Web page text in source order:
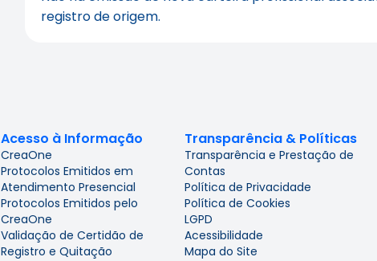
registro de origem.
Acesso à Informação
CreaOne
Protocolos Emitidos em
Atendimento Presencial
Protocolos Emitidos pelo
CreaOne
Validação de Certidão de
Registro e Quitação
Transparência & Políticas
Transparência e Prestação de
Contas
Política de Privacidade
Política de Cookies
LGPD
Acessibilidade
Mapa do Site